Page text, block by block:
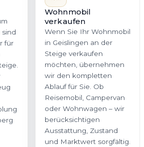
sind
für
Wohnmobil
verkaufen
Wenn Sie Ihr Wohnmobil
in Geislingen an der
Steige verkaufen
möchten, übernehmen
wir den kompletten
Ablauf für Sie. Ob
Reisemobil, Campervan
oder Wohnwagen – wir
berücksichtigen
Ausstattung, Zustand
und Marktwert sorgfältig.